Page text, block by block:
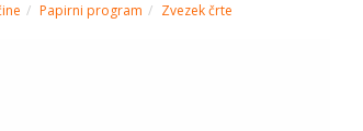
Papirni program Zvezek črte